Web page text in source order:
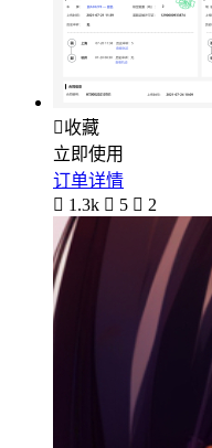
收藏
立即使用
订单详情
 1.3k  5  2